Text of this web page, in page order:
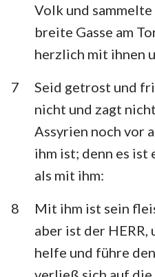
Volk und
breite Gasse am
herzlich mit ihnen
7
Seid getrost und
nicht und zagt
Assyrien noch vor
ihm ist; denn es ist
als mit ihm:
8
Mit ihm ist sein
aber ist der HERR,
helfe und führe